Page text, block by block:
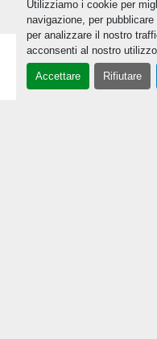
Utilizziamo i cookie per
navigazione, per
per analizzare il nostro
acconsenti al nostro
Accettare Rifiutare